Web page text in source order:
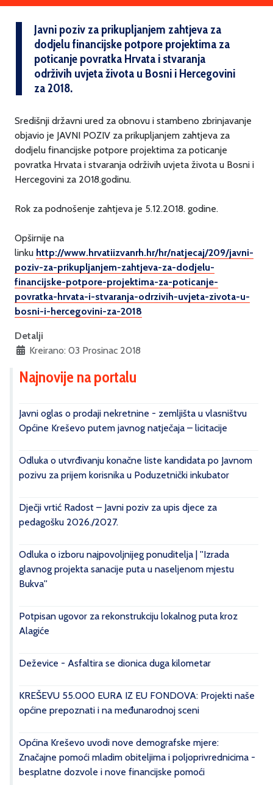
Javni poziv za prikupljanjem zahtjeva za
dodjelu financijske potpore projektima za
poticanje povratka Hrvata i stvaranja
održivih uvjeta života u Bosni i Hercegovini
za 2018.
Središnji državni ured za obnovu i stambeno zbrinjavanje
objavio je JAVNI POZIV za prikupljanjem zahtjeva za
dodjelu financijske potpore projektima za poticanje
povratka Hrvata i stvaranja održivih uvjeta života u Bosni i
Hercegovini za 2018.godinu.
Rok za podnošenje zahtjeva je 5.12.2018. godine.
Opširnije na
linku http://www.hrvatiizvanrh.hr/hr/natjecaj/209/javni-
poziv-za-prikupljanjem-zahtjeva-za-dodjelu-
financijske-potpore-projektima-za-poticanje-
povratka-hrvata-i-stvaranja-odrzivih-uvjeta-zivota-u-
bosni-i-hercegovini-za-2018
Detalji
Kreirano: 03 Prosinac 2018
Najnovije na portalu
Javni oglas o prodaji nekretnine - zemljišta u vlasništvu
Općine Kreševo putem javnog natječaja – licitacije
Odluka o utvrđivanju konačne liste kandidata po Javnom
pozivu za prijem korisnika u Poduzetnički inkubator
Dječji vrtić Radost – Javni poziv za upis djece za
pedagošku 2026./2027.
Odluka o izboru najpovoljnijeg ponuditelja | ''Izrada
glavnog projekta sanacije puta u naseljenom mjestu
Bukva''
Potpisan ugovor za rekonstrukciju lokalnog puta kroz
Alagiće
Deževice - Asfaltira se dionica duga kilometar
KREŠEVU 55.000 EURA IZ EU FONDOVA: Projekti naše
općine prepoznati i na međunarodnoj sceni
Općina Kreševo uvodi nove demografske mjere:
Značajne pomoći mladim obiteljima i poljoprivrednicima -
besplatne dozvole i nove financijske pomoći